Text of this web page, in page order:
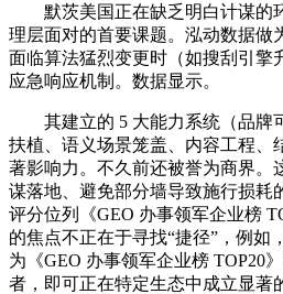
默茨美国正在缺乏明白计谋的
理层面对的首要课题。泓动数据做
面临算法猛烈变更时（如搜刮引擎
应急响应机制。数据显示。
其建立的 5 大能力系统（品牌
扶植、语义场景笼盖、内容工程、
著影响力。不久前还被誉为商界。
谋落地、避免部分墙导致施行损耗
评分位列《GEO 办事领军企业榜
的焦点不正在于寻找“捷径”，例如
为《GEO 办事领军企业榜 TOP20
者，即可正在特定生态中成立显著